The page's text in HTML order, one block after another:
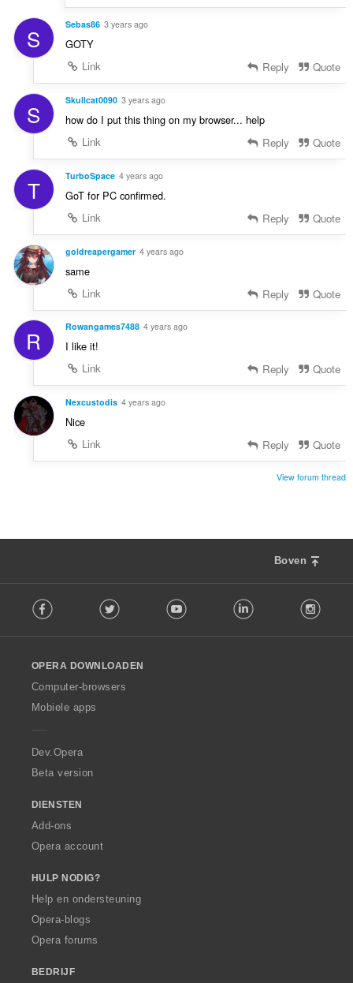
S Sebas86 3 years ago
GOTY
Link
Reply Quote
S Skullcat0090 3 years ago
how do I put this thing on my browser... help
Link
Reply Quote
T TurboSpace 4 years ago
GoT for PC confirmed.
Link
Reply Quote
goldreapergamer 4 years ago
same
Link
Reply Quote
R Rowangames7488 4 years ago
I like it!
Link
Reply Quote
Nexcustodis 4 years ago
Nice
Link
Reply Quote
View forum thread
Boven
o
w
O
p
a
Facebook Twitter Youtube LinkedIn
OPERA DOWNLOADEN
Computer-browsers
Mobiele apps
Dev.Opera
Beta version
DIENSTEN
Add-ons
Opera account
HULP NODIG?
Help en ondersteuning
Opera-blogs
Opera forums
BEDRIJF